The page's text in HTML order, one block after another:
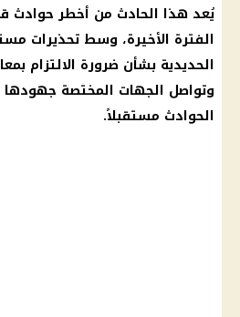
يُعد هذا الحادث من أخطرحوادث
الفترة الأخيرة، وسط تحذيرات
الحديدية بشأن ضرورة الالتزام
وتواصل الجهات المختصة
الحوادث مستقبلاً.